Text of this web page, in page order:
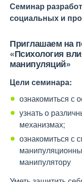
Семинар
социальных и
Приглашаем на
«Психология
манипуляций»
Цели семинара:
ознакомиться с
узнать о
механизмах;
ознакомиться с
манипулятору